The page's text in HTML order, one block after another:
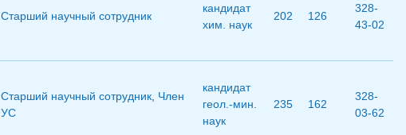
Старший научный сотрудник
кандидат
хим. наук
202 126
328-
43-02
Старший научный сотрудник, Член
УС
кандидат
геол.-мин.
наук
235 162
328-
03-62